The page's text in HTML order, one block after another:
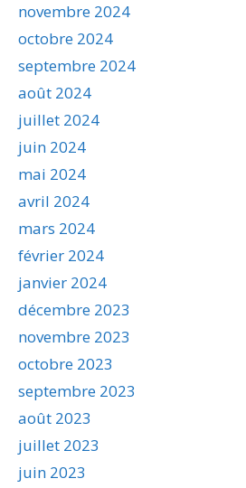
novembre 2024
octobre 2024
septembre 2024
août 2024
juillet 2024
juin 2024
mai 2024
avril 2024
mars 2024
février 2024
janvier 2024
décembre 2023
novembre 2023
octobre 2023
septembre 2023
août 2023
juillet 2023
juin 2023